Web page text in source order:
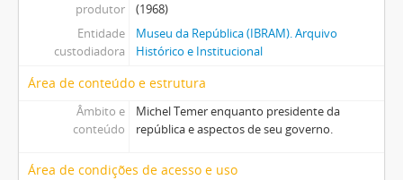
produtor
(1968)
Entidade
custodiadora
Museu da República (IBRAM). Arquivo
Histórico e Institucional
Área de conteúdo e estrutura
Âmbito e
conteúdo
Michel Temer enquanto presidente da
república e aspectos de seu governo.
Área de condições de acesso e uso